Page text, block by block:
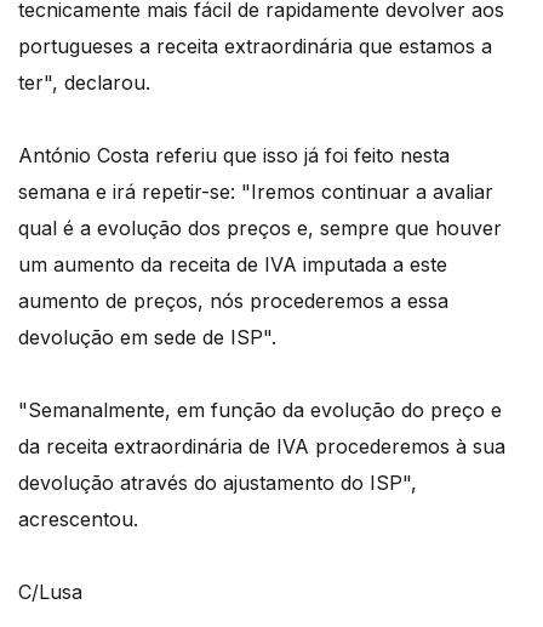
tecnicamente mais fácil de rapidamente devolver aos
portugueses a receita extraordinária que estamos a
ter", declarou.
António Costa referiu que isso já foi feito nesta
semana e irá repetir-se: "Iremos continuar a avaliar
qual é a evolução dos preços e, sempre que houver
um aumento da receita de IVA imputada a este
aumento de preços, nós procederemos a essa
devolução em sede de ISP".
"Semanalmente, em função da evolução do preço e
da receita extraordinária de IVA procederemos à sua
devolução através do ajustamento do ISP",
acrescentou.
C/Lusa